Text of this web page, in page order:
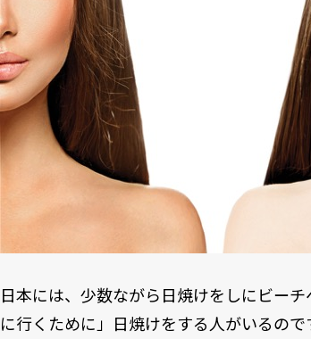
日本には、少数ながら日焼けをしにビー
に行くために」日焼けをする人がいるの